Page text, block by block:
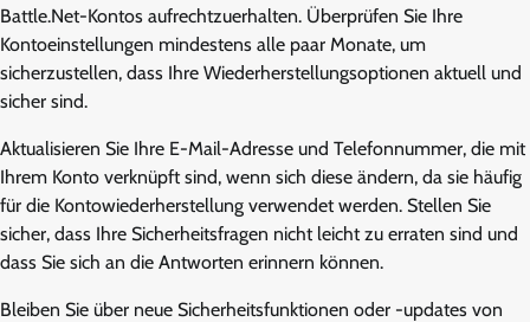
Battle.Net-Kontos aufrechtzuerhalten. Überprüfen Sie Ihre
Kontoeinstellungen mindestens alle paar Monate, um
sicherzustellen, dass Ihre Wiederherstellungsoptionen aktuell und
sicher sind.
Aktualisieren Sie Ihre E-Mail-Adresse und Telefonnummer, die mit
Ihrem Konto verknüpft sind, wenn sich diese ändern, da sie häufig
für die Kontowiederherstellung verwendet werden. Stellen Sie
sicher, dass Ihre Sicherheitsfragen nicht leicht zu erraten sind und
dass Sie sich an die Antworten erinnern können.
Bleiben Sie über neue Sicherheitsfunktionen oder -updates von